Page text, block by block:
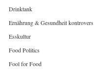
Drinktank
Ernährung & Gesundheit kontrovers
Esskultur
Food Politics
Fool for Food